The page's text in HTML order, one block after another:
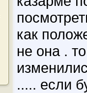
как
не она .
..... если